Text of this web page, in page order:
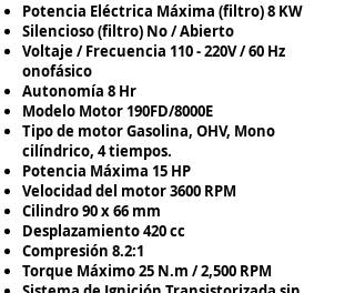
Potencia Eléctrica Máxima (filtro) 8 KW
Silencioso (filtro) No / Abierto
Voltaje / Frecuencia 110 - 220V / 60 Hz
onofásico
Autonomía 8 Hr
Modelo Motor 190FD/8000E
Tipo de motor Gasolina, OHV, Mono
cilíndrico, 4 tiempos.
Potencia Máxima 15 HP
Velocidad del motor 3600 RPM
Cilindro 90 x 66 mm
Desplazamiento 420 cc
Compresión 8.2:1
Torque Máximo 25 N.m / 2,500 RPM